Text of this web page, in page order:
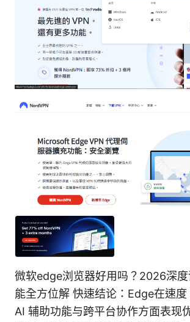
微软edge浏览器好用吗？2026深
能全方位解 快速结论：Edge在速度
AI 辅助功能与跨平台协作方面表现